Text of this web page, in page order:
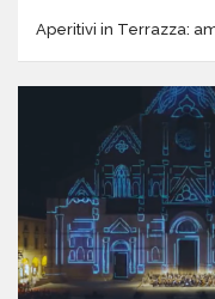
Aperitivi in Terrazza: